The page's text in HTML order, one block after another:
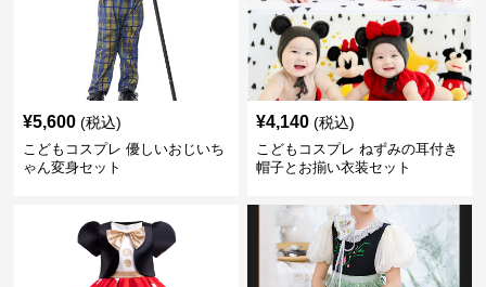
¥5,600 (税込)
こどもコスプレ 優しいおじいち
ゃん変身セット
¥4,140 (税込)
こどもコスプレ ねずみの耳付き
帽子とお揃い衣装セット